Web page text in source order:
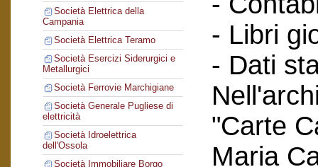
Società Elettrica della
Campania
Società Elettrica Teramo
Società Esercizi Siderurgici e
Metallurgici
Società Ferrovie Marchigiane
Società Generale Pugliese di
elettricità
Società Idroelettrica
dell'Ossola
Società Immobiliare Borgo
- Libri
- Dati
"Carte
Maria